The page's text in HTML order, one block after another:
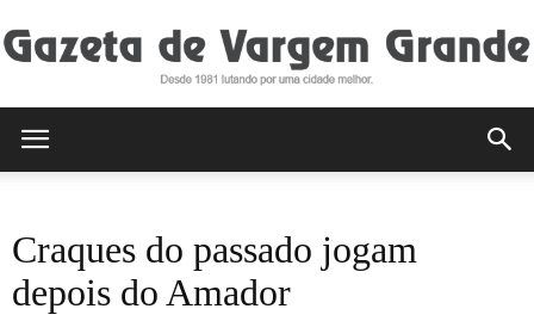
de
Craques do passado jogam
depois do Amador